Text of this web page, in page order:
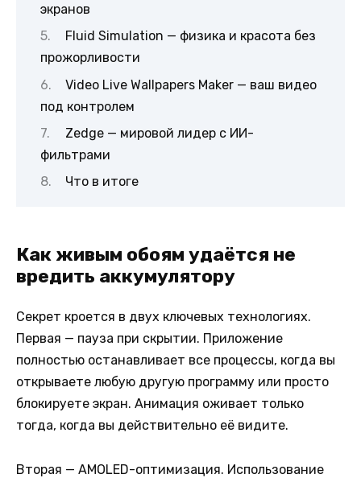
экранов
Fluid Simulation — физика и красота без
прожорливости
Video Live Wallpapers Maker — ваш видео
под контролем
Zedge — мировой лидер с ИИ-
фильтрами
Что в итоге
Как живым обоям удаётся не
вредить аккумулятору
Секрет кроется в двух ключевых технологиях.
Первая — пауза при скрытии. Приложение
полностью останавливает все процессы, когда вы
открываете любую другую программу или просто
блокируете экран. Анимация оживает только
тогда, когда вы действительно её видите.
Вторая — AMOLED-оптимизация. Использование